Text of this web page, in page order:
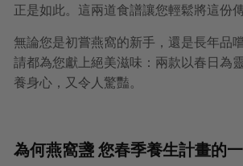
正是如此。這兩道食譜讓您輕鬆將這份
無論您是初嘗燕窩的新手，還是長年品
請都為您獻上絕美滋味：兩款以春日為
養身心，又令人驚豔。
為何燕窩盞 您春季養生計畫的